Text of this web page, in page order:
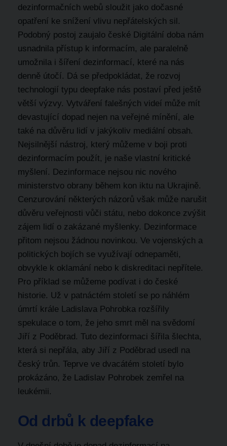
dezinformačních webů sloužit jako dočasné
opatření ke snížení vlivu nepřátelských sil.
Podobný postoj zaujalo české Digitální doba nám
usnadnila přístup k informacím, ale paralelně
umožnila i šíření dezinformací, které na nás
denně útočí. Dá se předpokládat, že rozvoj
technologií typu deepfake nás postaví před ještě
větší výzvy. Vytváření falešných videí může mít
devastující dopad nejen na veřejné mínění, ale
také na důvěru lidí v jakýkoliv mediální obsah.
Nejsilnější nástroj, který můžeme v boji proti
dezinformacím použít, je naše vlastní kritické
myšlení. Dezinformace nejsou nic nového
ministerstvo obrany během kon iktu na Ukrajině.
Cenzurování některých názorů však může narušit
důvěru veřejnosti vůči státu, nebo dokonce zvýšit
zájem lidí o zakázané myšlenky. Dezinformace
přitom nejsou žádnou novinkou. Ve vojenských a
politických bojích se využívají odnepaměti,
obvykle k oklamání nebo k diskreditaci nepřítele.
Pro příklad se můžeme podívat i do české
historie. Už v patnáctém století se po náhlém
úmrtí krále Ladislava Pohrobka rozšířily
spekulace o tom, že jeho smrt měl na svědomí
Jiří z Poděbrad. Tuto dezinformaci šířila šlechta,
která si nepřála, aby Jiří z Poděbrad usedl na
český trůn. Teprve ve dvacátém století bylo
prokázáno, že Ladislav Pohrobek zemřel na
leukémii.
Od drbů k deepfake